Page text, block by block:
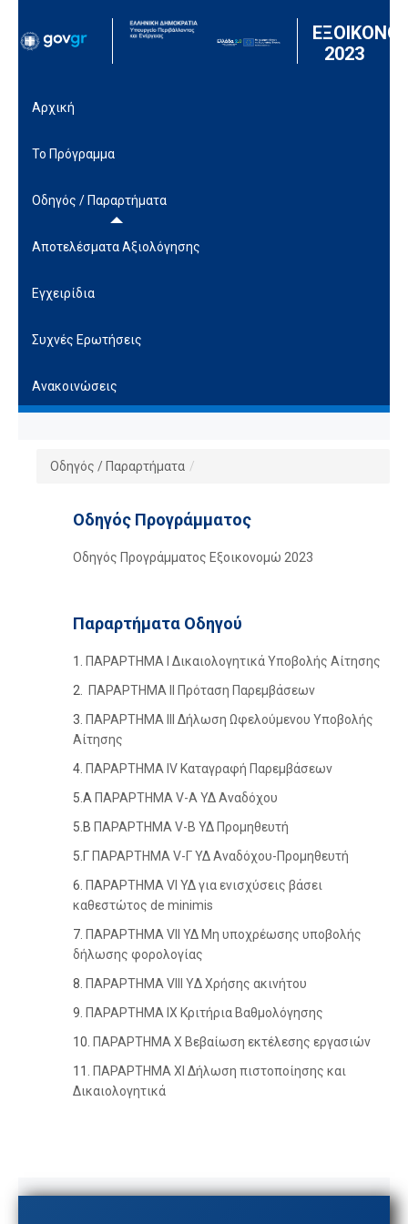
2023
Αρχική
Το Πρόγραμμα
Οδηγός / Παραρτήματα
Αποτελέσματα Αξιολόγησης
Εγχειρίδια
Συχνές Ερωτήσεις
Ανακοινώσεις
Οδηγός / Παραρτήματα /
Οδηγός Προγράμματος
Οδηγός Προγράμματος Εξοικονομώ 2023
Παραρτήματα Οδηγού
1.
ΠΑΡΑΡΤΗΜΑ Ι Δικαιολογητικά Υποβολής Αίτησης
2.
ΠΑΡΑΡΤΗΜΑ II Πρόταση Παρεμβάσεων
3. ΠΑΡΑΡΤΗΜΑ ΙΙΙ Δήλωση Ωφελούμενου Υποβολής
Αίτησης
4. ΠΑΡΑΡΤΗΜΑ IV Καταγραφή Παρεμβάσεων
5.A ΠΑΡΑΡΤΗΜΑ V-A ΥΔ Αναδόχου
5.B ΠΑΡΑΡΤΗΜΑ V-Β ΥΔ Προμηθευτή
5.Γ ΠΑΡΑΡΤΗΜΑ V-Γ ΥΔ Αναδόχου-Προμηθευτή
6. ΠΑΡΑΡΤΗΜΑ VΙ ΥΔ για ενισχύσεις βάσει
καθεστώτος de minimis
7. ΠΑΡΑΡΤΗΜΑ VII ΥΔ Μη υποχρέωσης υποβολής
δήλωσης φορολογίας
8. ΠΑΡΑΡΤΗΜΑ VIII YΔ Χρήσης ακινήτου
9. ΠΑΡΑΡΤΗΜΑ IX Κριτήρια Βαθμολόγησης
10. ΠΑΡΑΡΤΗΜΑ X Βεβαίωση εκτέλεσης εργασιών
11.
ΠΑΡΑΡΤΗΜΑ ΧΙ Δήλωση πιστοποίησης και
Δικαιολογητικά